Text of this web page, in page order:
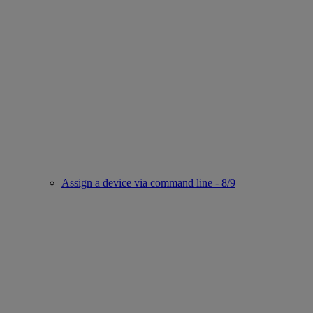
Assign a device via command line - 8/9